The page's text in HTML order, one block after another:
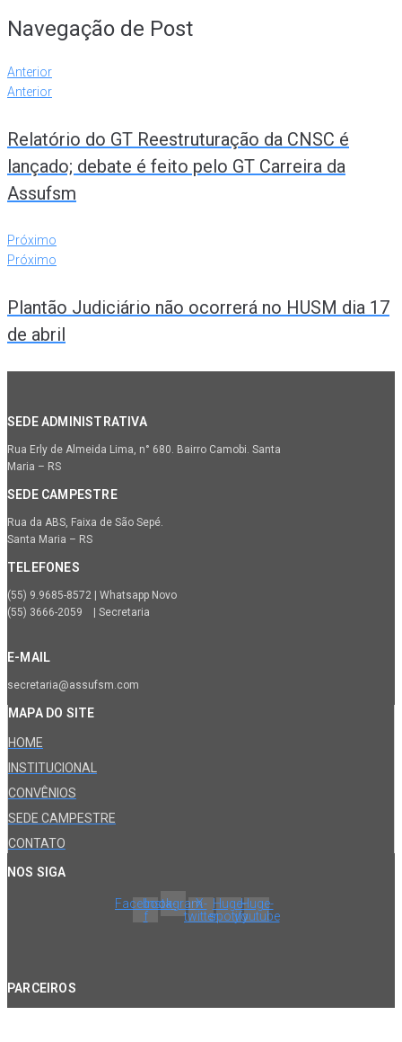
Navegação de Post
Anterior
Anterior
Relatório do GT Reestruturação da CNSC é
lançado; debate é feito pelo GT Carreira da
Assufsm
Próximo
Próximo
Plantão Judiciário não ocorrerá no HUSM dia 17
de abril
SEDE ADMINISTRATIVA
Rua Erly de Almeida Lima, n° 680. Bairro Camobi. Santa
Maria – RS
SEDE CAMPESTRE
Rua da ABS, Faixa de São Sepé.
Santa Maria – RS
TELEFONES
(55) 9.9685-8572 | Whatsapp Novo
(55) 3666-2059 | Secretaria
E-MAIL
secretaria@assufsm.com
MAPA DO SITE
HOME
INSTITUCIONAL
CONVÊNIOS
SEDE CAMPESTRE
CONTATO
NOS SIGA
Facebook-
f
InstagramX-
twitter
Huge-
spotify
Huge-
youtube
PARCEIROS